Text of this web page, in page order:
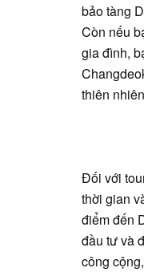
bảo tàng
Còn nếu
gia đình,
thiên
Đối với
thời gian
điểm đến
đầu tư và
công